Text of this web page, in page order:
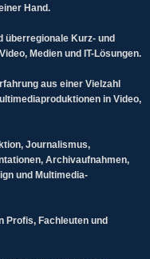
Hand.
überregionale Kurz- und
Medien und IT-Lösungen.
aus einer Vielzahl
in Video,
Journalismus,
Archivaufnahmen,
und Multimedia-
Profis, Fachleuten und